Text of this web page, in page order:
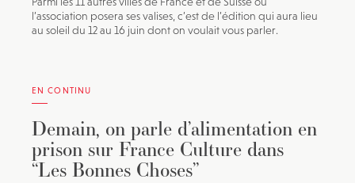
l’association posera ses valises, c’est de l’édition qui aura lieu
au soleil du 12 au 16 juin dont on voulait vous parler.
EN CONTINU
Demain, on parle d’alimentation en
prison sur France Culture dans
“Les Bonnes Choses”